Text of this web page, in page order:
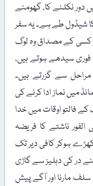
نکلنے کا، گھومنے
کا شیڈول طے ہے۔ یہ سفر
کسی کے مصداق وہ لوگ
فوری سیدھے ہوتے ہیں،
سے گزرتے ہیں۔
میں نماز ادا کرنے کی
فالتو اوقات میں خدا
الفور ناشتے کا فریضہ
کھڑے ہوکر کافی دیر تک
اپنے در کی دہلیز سے گاڑی
مارنا اور آگے پیش